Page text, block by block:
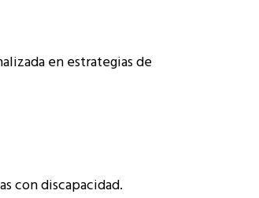
en estrategias de
con discapacidad.